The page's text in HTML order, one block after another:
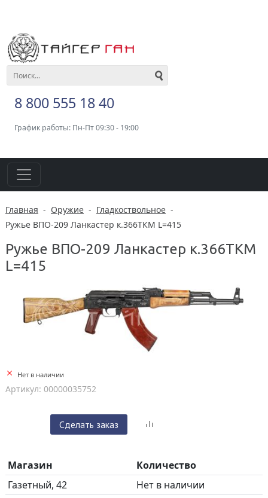
8 800 555 18 40
График работы: Пн-Пт 09:30 - 19:00
Главная - Оружие - Гладкоствольное -
Ружье ВПО-209 Ланкастер к.366ТКМ L=415
Ружье ВПО-209 Ланкастер к.366ТКМ
L=415
Нет в наличии
Артикул: 00000035752
Сделать заказ
Магазин
Количество
Газетный, 42
Нет в наличии